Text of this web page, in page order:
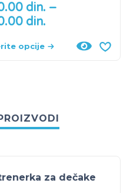
din. –
din.
opcije
za dečake